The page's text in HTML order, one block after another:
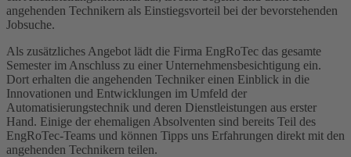
angehenden Technikern als Einstiegsvorteil bei der bevorstehenden
Jobsuche.
Als zusätzliches Angebot lädt die Firma EngRoTec das gesamte
Semester im Anschluss zu einer Unternehmensbesichtigung ein.
Dort erhalten die angehenden Techniker einen Einblick in die
Innovationen und Entwicklungen im Umfeld der
Automatisierungstechnik und deren Dienstleistungen aus erster
Hand. Einige der ehemaligen Absolventen sind bereits Teil des
EngRoTec-Teams und können Tipps uns Erfahrungen direkt mit den
angehenden Technikern teilen.